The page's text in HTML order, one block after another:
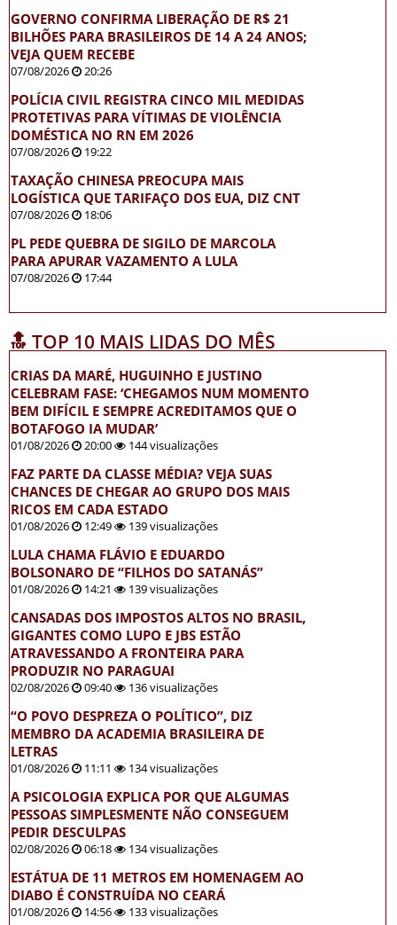
GOVERNO CONFIRMA LIBERAÇÃO DE R$ 21
BILHÕES PARA BRASILEIROS DE 14 A 24 ANOS;
VEJA QUEM RECEBE
07/08/2026 20:26
POLÍCIA CIVIL REGISTRA CINCO MIL MEDIDAS
PROTETIVAS PARA VÍTIMAS DE VIOLÊNCIA
DOMÉSTICA NO RN EM 2026
07/08/2026 19:22
TAXAÇÃO CHINESA PREOCUPA MAIS
LOGÍSTICA QUE TARIFAÇO DOS EUA, DIZ CNT
07/08/2026 18:06
PL PEDE QUEBRA DE SIGILO DE MARCOLA
PARA APURAR VAZAMENTO A LULA
07/08/2026 17:44
🔝 TOP 10 MAIS LIDAS DO MÊS
CRIAS DA MARÉ, HUGUINHO E JUSTINO
CELEBRAM FASE: ‘CHEGAMOS NUM MOMENTO
BEM DIFÍCIL E SEMPRE ACREDITAMOS QUE O
BOTAFOGO IA MUDAR’
01/08/2026 20:00 144 visualizações
FAZ PARTE DA CLASSE MÉDIA? VEJA SUAS
CHANCES DE CHEGAR AO GRUPO DOS MAIS
RICOS EM CADA ESTADO
01/08/2026 12:49 139 visualizações
LULA CHAMA FLÁVIO E EDUARDO
BOLSONARO DE “FILHOS DO SATANÁS”
01/08/2026 14:21 139 visualizações
CANSADAS DOS IMPOSTOS ALTOS NO BRASIL,
GIGANTES COMO LUPO E JBS ESTÃO
ATRAVESSANDO A FRONTEIRA PARA
PRODUZIR NO PARAGUAI
02/08/2026 09:40 136 visualizações
“O POVO DESPREZA O POLÍTICO”, DIZ
MEMBRO DA ACADEMIA BRASILEIRA DE
LETRAS
01/08/2026 11:11 134 visualizações
A PSICOLOGIA EXPLICA POR QUE ALGUMAS
PESSOAS SIMPLESMENTE NÃO CONSEGUEM
PEDIR DESCULPAS
02/08/2026 06:18 134 visualizações
ESTÁTUA DE 11 METROS EM HOMENAGEM AO
DIABO É CONSTRUÍDA NO CEARÁ
01/08/2026 14:56 133 visualizações